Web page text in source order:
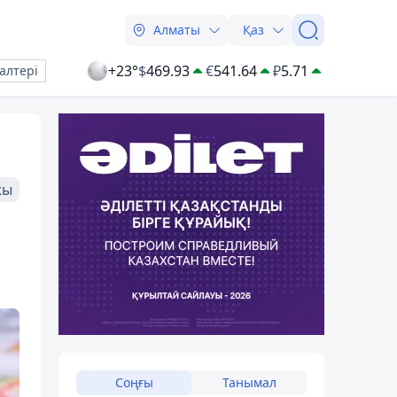
Алматы Қаз
+23°$469.93 €541.64 ₽5.71
Соңғы Танымал